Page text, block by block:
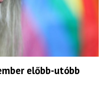
előbb-utóbb